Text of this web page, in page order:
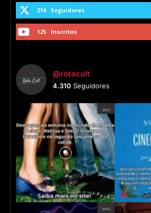
216 Seguidores
125 Inscritos
@rotacult
4.310 Seguidores